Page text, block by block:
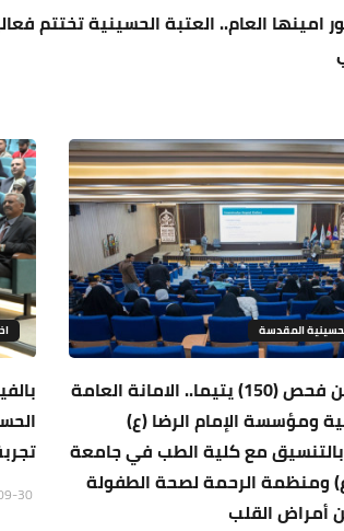
امينها العام.. العتبة الحسينية تختتم
المقدسة
بالفيديو: تضمن فحص (150) يتيما.. الامانة العامة
ومؤسسة الإمام الرضا (ع)
بالتنسيق مع كلية الطب في جامعة
(ع) ومنظمة الرحمة لصحة الطفولة
أمراض القلب